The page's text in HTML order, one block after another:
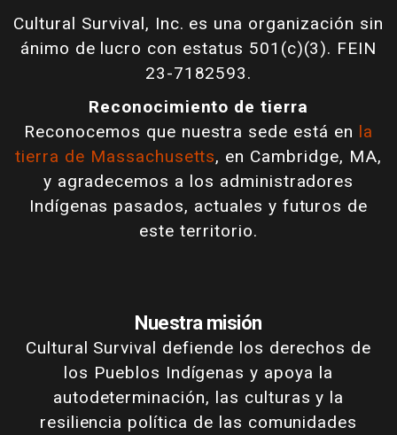
Cultural Survival, Inc. es una organización sin
ánimo de lucro con estatus 501(c)(3). FEIN
23-7182593.
Reconocimiento de tierra
Reconocemos que nuestra sede está en la
tierra de Massachusetts, en Cambridge, MA,
y agradecemos a los administradores
Indígenas pasados, actuales y futuros de
este territorio.
Nuestra misión
Cultural Survival defiende los derechos de
los Pueblos Indígenas y apoya la
autodeterminación, las culturas y la
resiliencia política de las comunidades